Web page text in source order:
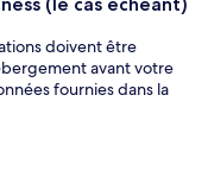
doivent être
avant votre
fournies dans la